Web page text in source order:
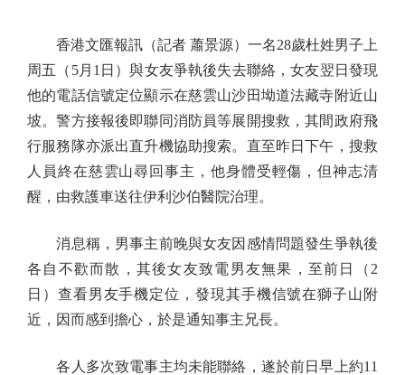
香港文匯報訊（記者 蕭景源）一名28歲杜姓男子上
周五（5月1日）與女友爭執後失去聯絡，女友翌日發現
他的電話信號定位顯示在慈雲山沙田坳道法藏寺附近山
坡。警方接報後即聯同消防員等展開搜救，其間政府飛
行服務隊亦派出直升機協助搜索。直至昨日下午，搜救
人員終在慈雲山尋回事主，他身體受輕傷，但神志清
醒，由救護車送往伊利沙伯醫院治理。
消息稱，男事主前晚與女友因感情問題發生爭執後
各自不歡而散，其後女友致電男友無果，至前日（2
日）查看男友手機定位，發現其手機信號在獅子山附
近，因而感到擔心，於是通知事主兄長。
各人多次致電事主均未能聯絡，遂於前日早上約11